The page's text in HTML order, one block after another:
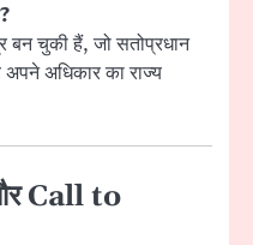
बन चुकी हैं, जो सतोप्रधान
अधिकार का राज्य
Call to